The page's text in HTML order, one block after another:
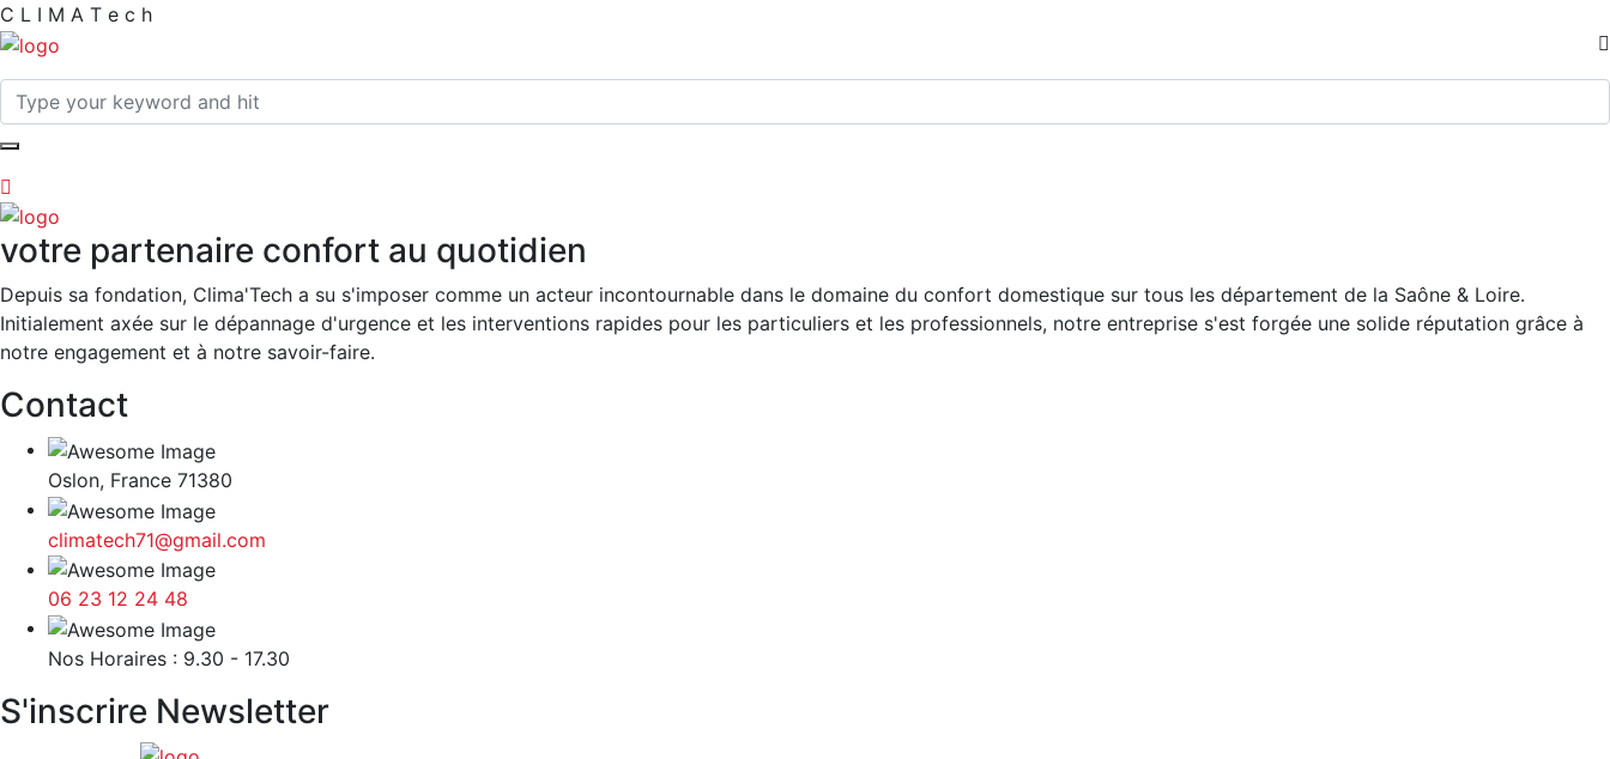
C L I M A T e c h
votre partenaire confort au quotidien
Depuis sa fondation, Clima'Tech a su s'imposer comme un acteur incontournable dans le domaine du confort domestique sur tous les département de la Saône & Loire.
Initialement axée sur le dépannage d'urgence et les interventions rapides pour les particuliers et les professionnels, notre entreprise s'est forgée une solide réputation grâce à
notre engagement et à notre savoir-faire.
Contact
Oslon, France 71380
climatech71@gmail.com
06 23 12 24 48
Nos Horaires : 9.30 - 17.30
S'inscrire Newsletter